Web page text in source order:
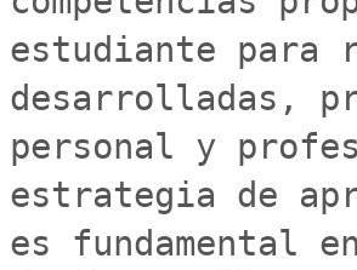
estudiante para
desarrolladas,
personal y
estrategia de
es fundamental